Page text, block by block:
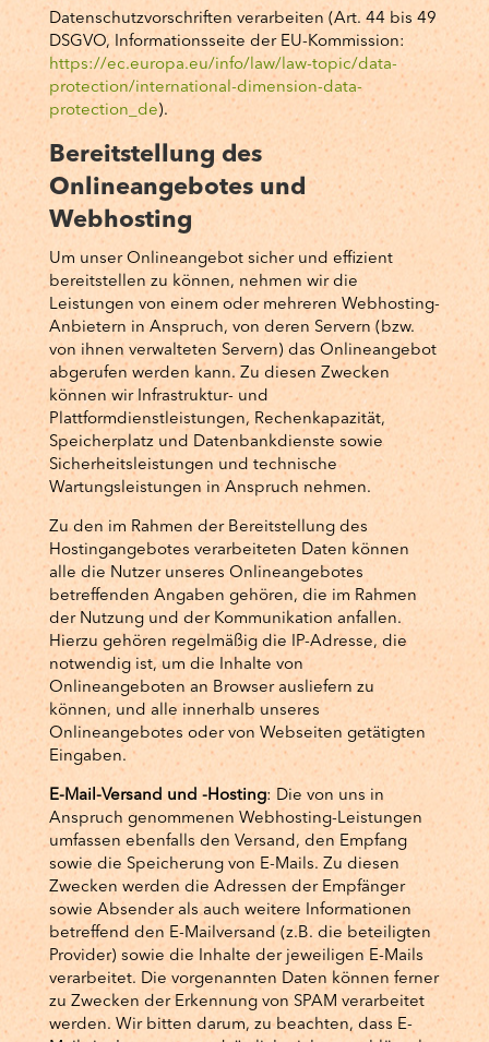
Datenschutzvorschriften verarbeiten (Art. 44 bis 49
DSGVO, Informationsseite der EU-Kommission:
https://ec.europa.eu/info/law/law-topic/data-
protection/international-dimension-data-
protection_de).
Bereitstellung des
Onlineangebotes und
Webhosting
Um unser Onlineangebot sicher und effizient
bereitstellen zu können, nehmen wir die
Leistungen von einem oder mehreren Webhosting-
Anbietern in Anspruch, von deren Servern (bzw.
von ihnen verwalteten Servern) das Onlineangebot
abgerufen werden kann. Zu diesen Zwecken
können wir Infrastruktur- und
Plattformdienstleistungen, Rechenkapazität,
Speicherplatz und Datenbankdienste sowie
Sicherheitsleistungen und technische
Wartungsleistungen in Anspruch nehmen.
Zu den im Rahmen der Bereitstellung des
Hostingangebotes verarbeiteten Daten können
alle die Nutzer unseres Onlineangebotes
betreffenden Angaben gehören, die im Rahmen
der Nutzung und der Kommunikation anfallen.
Hierzu gehören regelmäßig die IP-Adresse, die
notwendig ist, um die Inhalte von
Onlineangeboten an Browser ausliefern zu
können, und alle innerhalb unseres
Onlineangebotes oder von Webseiten getätigten
Eingaben.
E-Mail-Versand und -Hosting: Die von uns in
Anspruch genommenen Webhosting-Leistungen
umfassen ebenfalls den Versand, den Empfang
sowie die Speicherung von E-Mails. Zu diesen
Zwecken werden die Adressen der Empfänger
sowie Absender als auch weitere Informationen
betreffend den E-Mailversand (z.B. die beteiligten
Provider) sowie die Inhalte der jeweiligen E-Mails
verarbeitet. Die vorgenannten Daten können ferner
zu Zwecken der Erkennung von SPAM verarbeitet
werden. Wir bitten darum, zu beachten, dass E-